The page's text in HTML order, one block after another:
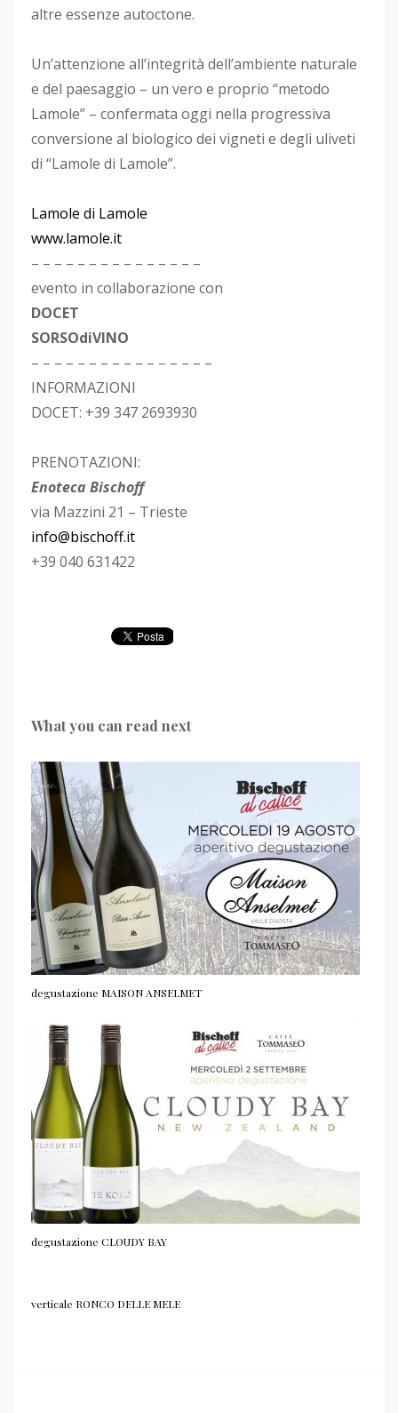
altre essenze autoctone.
Un’attenzione all’integrità dell’ambiente naturale
e del paesaggio – un vero e proprio “metodo
Lamole” – confermata oggi nella progressiva
conversione al biologico dei vigneti e degli uliveti
di “Lamole di Lamole”.
Lamole di Lamole
www.lamole.it
– – – – – – – – – – – – – – –
evento in collaborazione con
DOCET
SORSOdiVINO
– – – – – – – – – – – – – – – –
INFORMAZIONI
DOCET: +39 347 2693930
PRENOTAZIONI:
Enoteca Bischoff
via Mazzini 21 – Trieste
info@bischoff.it
+39 040 631422
What you can read next
degustazione MAISON ANSELMET
degustazione CLOUDY BAY
verticale RONCO DELLE MELE